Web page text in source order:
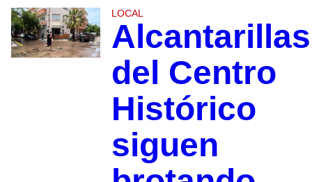
LOCAL
Alcantarillas
del Centro
Histórico
siguen